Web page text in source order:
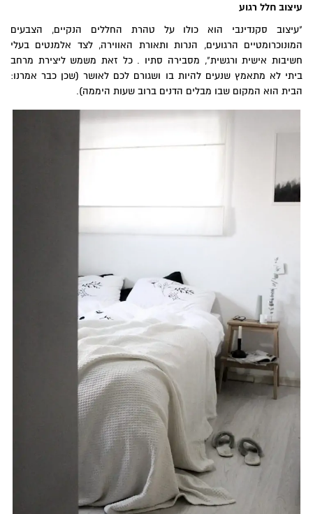
עיצוב חלל רגוע
"עיצוב סקנדינבי הוא כולו על טהרת החללים הנקיים, הצבעים
המונוכרומטיים הרגועים, הנרות ותאורת האווירה, לצד אלמנטים בעלי
חשיבות אישית ורגשית", מסבירה סתיו . כל זאת משמש ליצירת מרחב
ביתי לא מתאמץשנעים להיות בו ושגורם לכם לאושר (שכן כבר אמרנו:
הבית הוא המקום שבו מבלים הדנים ברוב שעות היממה).